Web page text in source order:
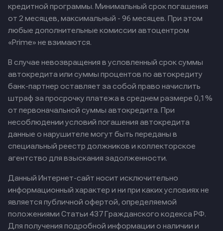
кредитной программы. Минимальный срок погашения
от 2 месяцев, максимальный - 96 месяцев. При этом
любые дополнительные комиссии автоцентром
«Prime» не взимаются.
В случае невозвращения в условленный срок суммы
автокредита или суммы процентов по автокредиту
банк-партнер оставляет за собой право начислить
штраф за просрочку платежа в среднем размере 0,1%
от первоначальной суммы автокредита. При
несоблюдении условий погашения автокредита
данные о нарушителе могут быть переданы в
специальный реестр должников и коллекторское
агентство для взыскания задолженности.
Данный Интернет-сайт носит исключительно
информационный характер и ни при каких условиях не
является публичной офертой, определяемой
положениями Статьи 437 Гражданского кодекса РФ.
Для получения подробной информации о наличии и